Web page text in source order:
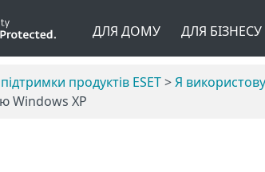
ДЛЯ ДОМУ ДЛЯ БІЗНЕСУ
продуктів ESET>Я
Windows XP